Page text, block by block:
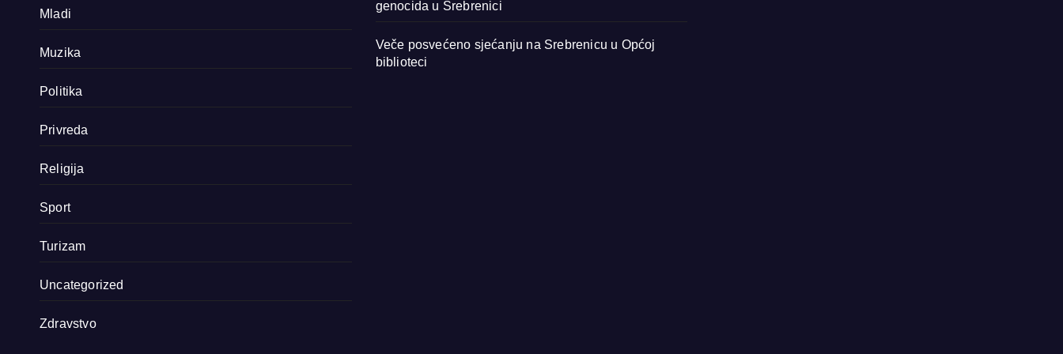
Mladi
Muzika
Politika
Privreda
Religija
Sport
Turizam
Uncategorized
Zdravstvo
genocida u Srebrenici
Veče posvećeno sjećanju na Srebrenicu u Općoj
biblioteci